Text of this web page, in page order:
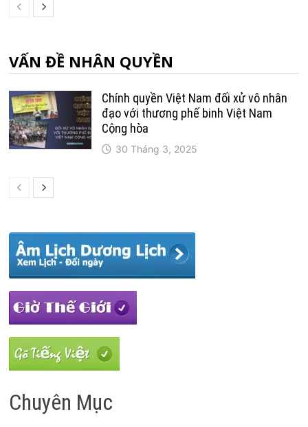
VẤN ĐỀ NHÂN QUYỀN
Chính quyền Việt Nam đối xử vô nhân
đạo với thương phế binh Việt Nam
Cộng hòa
30 Tháng 3, 2025
Chuyên Mục